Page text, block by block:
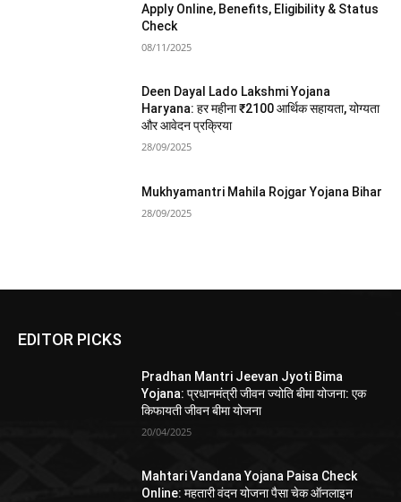
Apply Online, Benefits, Eligibility & Status
Check
08/11/2025
Deen Dayal Lado Lakshmi Yojana
Haryana: हर महीना ₹2100 आर्थिक सहायता, योग्यता
और आवेदन प्रक्रिया
28/09/2025
Mukhyamantri Mahila Rojgar Yojana Bihar
28/09/2025
EDITOR PICKS
Pradhan Mantri Jeevan Jyoti Bima
Yojana: प्रधानमंत्री जीवन ज्योति बीमा योजना: एक
किफायती जीवन बीमा योजना
20/04/2025
Mahtari Vandana Yojana Paisa Check
Online: महतारी वंदन योजना पैसा चेक ऑनलाइन